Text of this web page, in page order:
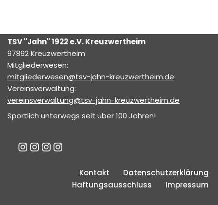
TSV "Jahn" 1922e.V.Kreuzwertheim
97892 Kreuzwertheim
Mitgliederwesen:
mitgliederwesen@tsv-jahn-kreuzwertheim.de
Vereinsverwaltung:
vereinsverwaltung@tsv-jahn-kreuzwertheim.de
Sportlich unterwegs seit über 100 Jahren!
Kontakt
Datenschutzerklärung
Haftungsausschluss
Impressum